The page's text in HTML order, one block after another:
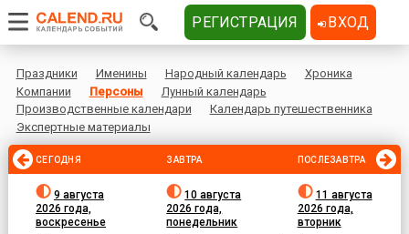
Праздники Именины Народный календарь
Хроника
Компании
Персоны
Лунный календарь
Производственные календари
Календарь путешественника
Экспертные материалы
СЕГОДНЯ
9 августа
2026 года,
воскресенье
ЗАВТРА
10 августа
2026 года,
понедельник
ПОСЛЕЗАВТРА
11 августа
2026 года,
вторник
РЕГИСТРАЦИЯ ВХОД